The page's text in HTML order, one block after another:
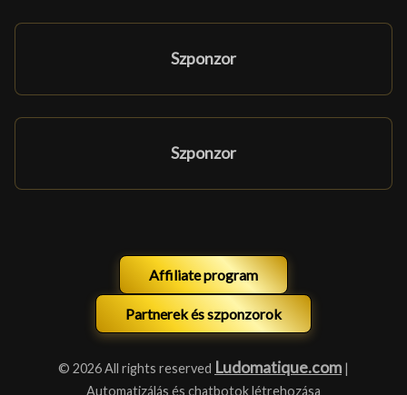
Szponzor
Szponzor
Affiliate program
Partnerek és szponzorok
© 2026 All rights reserved Ludomatique.com |
Automatizálás és chatbotok létrehozása